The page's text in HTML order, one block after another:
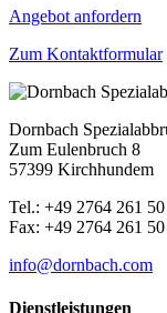
Angebot anfordern
Zum Kontaktformular
Dornbach
Zum Eulenbruch 8
57399 Kirchhundem
Tel.: +49 2764 261
Fax: +49 2764 261
info@dornbach.com
Dienstleistungen